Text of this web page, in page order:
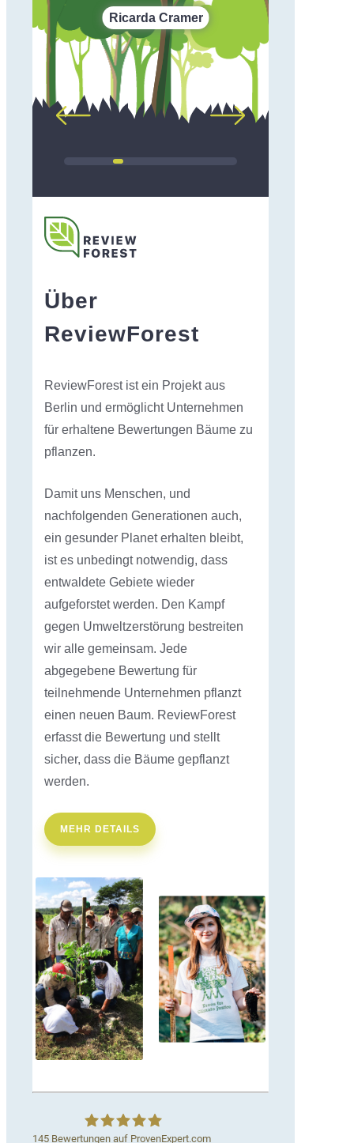
Über
ReviewForest
ReviewForest ist ein Projekt aus
Berlin und ermöglicht Unternehmen
für erhaltene Bewertungen Bäume zu
pflanzen.
Damit uns Menschen, und
nachfolgenden Generationen auch,
ein gesunder Planet erhalten bleibt,
ist es unbedingt notwendig, dass
entwaldete Gebiete wieder
aufgeforstet werden. Den Kampf
gegen Umweltzerstörung bestreiten
wir alle gemeinsam. Jede
abgegebene Bewertung für
teilnehmende Unternehmen pflanzt
einen neuen Baum. ReviewForest
erfasst die Bewertung und stellt
sicher, dass die Bäume gepflanzt
werden.
MEHR DETAILS
145 Bewertungen auf ProvenExpert.com